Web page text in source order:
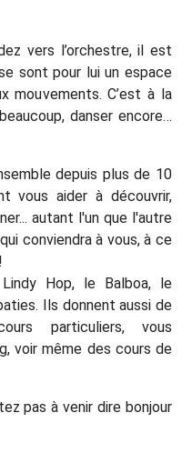
vers l’orchestre, il est
sont pour lui un espace
mouvements. C’est à la
danser encore…
depuis plus de 10
vous aider à découvrir,
autant l'un que l'autre
conviendra à vous, à ce
Hop, le Balboa, le
Ils donnent aussi de
particuliers, vous
voir même des cours de
pas à venir dire bonjour